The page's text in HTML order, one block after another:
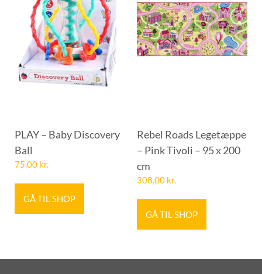
PLAY – Baby Discovery
Ball
75,00 kr.
GÅ TIL SHOP
Rebel Roads Legetæppe
– Pink Tivoli – 95 x 200
cm
308,00 kr.
GÅ TIL SHOP